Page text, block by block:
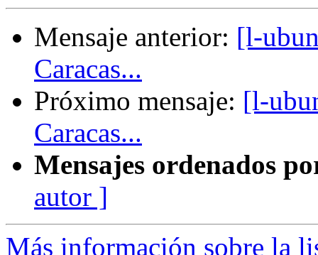
Mensaje anterior: [l-
Caracas...
Próximo mensaje: [l-
Caracas...
Mensajes ordenados
autor ]
Más información sobre la